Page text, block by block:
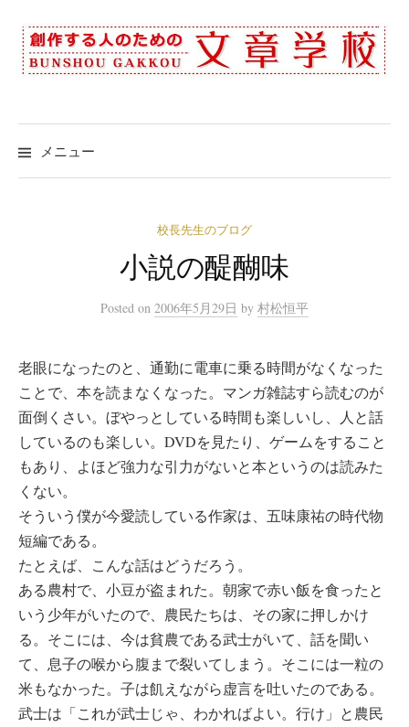
ン
テ
ス
キ
メニュー
校長先生のブログ
小説の醍醐味
Posted on 2006年5月29日 by 村松恒平
老眼になったのと、通勤に電車に乗る時間がなくなった
ことで、本を読まなくなった。マンガ雑誌すら読むのが
面倒くさい。ぼやっとしている時間も楽しいし、人と話
しているのも楽しい。DVDを見たり、ゲームをすること
もあり、よほど強力な引力がないと本というのは読みた
くない。
そういう僕が今愛読している作家は、五味康祐の時代物
短編である。
たとえば、こんな話はどうだろう。
ある農村で、小豆が盗まれた。朝家で赤い飯を食ったと
いう少年がいたので、農民たちは、その家に押しかけ
る。そこには、今は貧農である武士がいて、話を聞い
て、息子の喉から腹まで裂いてしまう。そこには一粒の
米もなかった。子は飢えながら虚言を吐いたのである。
武士は「これが武士じゃ、わかればよい。行け」と農民